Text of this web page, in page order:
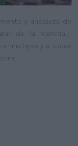
y andaluza de
de la Mancha..."
a mis hijos y a todas